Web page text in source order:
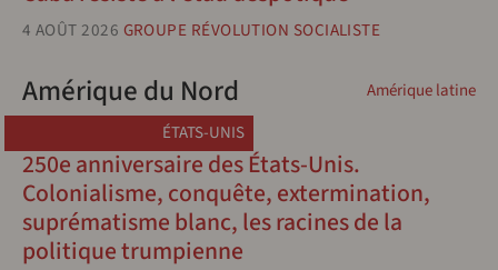
4 AOÛT 2026 GROUPE RÉVOLUTION SOCIALISTE
Amérique latine
Amérique du Nord
ÉTATS-UNIS
250e anniversaire des États-Unis.
Colonialisme, conquête, extermination,
suprématisme blanc, les racines de la
politique trumpienne